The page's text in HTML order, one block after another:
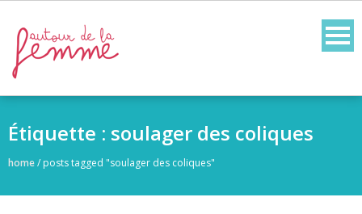
content
Étiquette : soulager des coliques
home/ posts tagged "soulager des coliques"